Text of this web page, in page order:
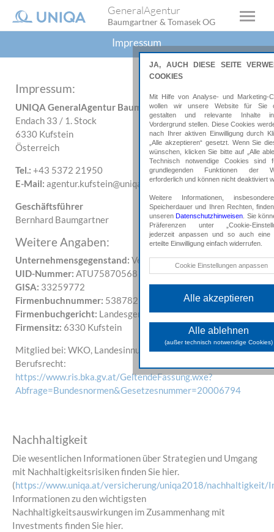
GeneralAgentur
Baumgartner & Tomasek OG
Impressum
Impressum:
UNIQA GeneralAgentur Baumgartner & Tomasek OG
Endach 33 / 1. Stock
6330 Kufstein
Österreich
Tel.: +43 5372 21950
E-Mail: agentur.kufstein@uniqa.at
Geschäftsführer
Bernhard Baumgartner
Weitere Angaben:
Unternehmensgegenstand: Versicherungsagentur
UID-Nummer: ATU75870568
GISA: 33259772
Firmenbuchnummer: 538782b
Firmenbuchgericht: Landesgericht Innsbruck
Firmensitz: 6330 Kufstein
Mitglied bei: WKO, Landesinnung, etc.
Berufsrecht:
https://www.ris.bka.gv.at/GeltendeFassung.wxe?
Abfrage=Bundesnormen&Gesetzesnummer=20006794
Nachhaltigkeit
Die wesentlichen Informationen über Strategien und Umgang
mit Nachhaltigkeitsrisiken finden Sie hier.
(https://www.uniqa.at/versicherung/uniqa2018/nachhaltigkeit/
Informationen zu den wichtigsten
Nachhaltigkeitsauswirkungen im Zusammenhang mit
Investments finden Sie hier.
JA, AUCH DIESE SEITE
COOKIES
Mit Hilfe von Analyse- und Marketing-
wollen wir unsere Website für Sie
gestalten und relevante Inhalte
Vordergrund stellen. Diese Cookies
nach Ihrer aktiven Einwilligung durch
„Alle akzeptieren“ gesetzt. Wenn Sie
wünschen, klicken Sie bitte auf „Alle
Technisch notwendige Cookies sind
grundlegenden Funktionen der
erforderlich und können nicht deaktiviert
Weitere Informationen,
Speicherdauer und Ihren Rechten,
unserenDatenschutzhinweisen . Sie
Präferenzen unter „Cookie-
jederzeit anpassen und so auch eine
erteilte Einwilligung einfach widerrufen.
Technische Cookies
erforderlich und können nicht
Analyse Cookies
Diese Cookies
Sammeln allgemeiner Daten
das Verhalten und die
der Besuchenden und
weiterer Folge die zur
gestellten Inhalte und
werden von unseren
genutzt, um Ihnen sowohl auf
Seite als auch auf anderen
passendere Werbung und
anzuzeigen.
Cookie Einstellungen anpassen
Alle akzeptieren
Alle ablehnen
(außer technisch notwendige Cookies)